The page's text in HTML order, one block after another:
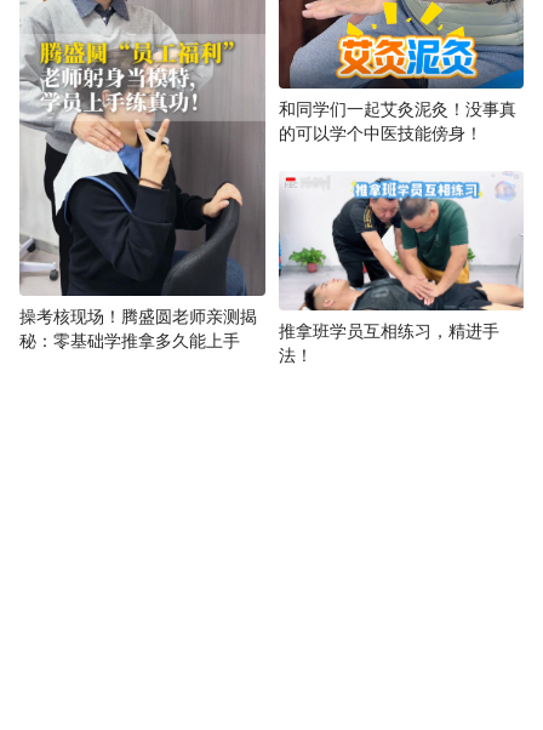
操考核现场！腾盛圆老师亲测揭
秘：零基础学推拿多久能上手
和同学们一起艾灸泥灸！没事真
的可以学个中医技能傍身！
推拿班学员互相练习，精进手
法！